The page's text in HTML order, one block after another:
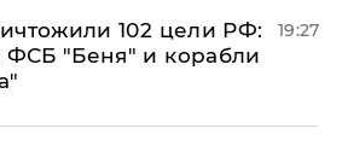
102 цели РФ:
ФСБ "Беня" и корабли
19:27